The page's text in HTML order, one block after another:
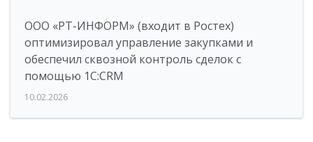
ООО «РТ-ИНФОРМ» (входит в Ростех)
оптимизировал управление закупками и
обеспечил сквозной контроль сделок с
помощью 1С:CRM
10.02.2026